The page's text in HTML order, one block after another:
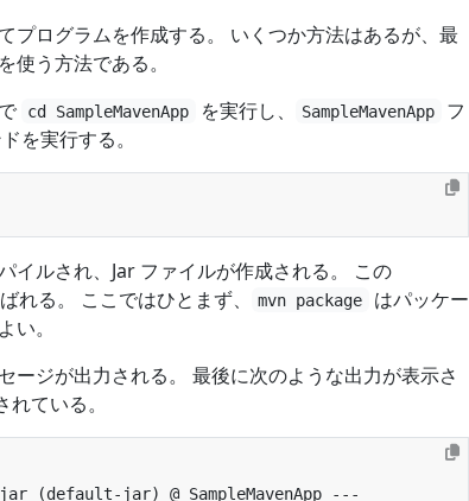
プログラムを作成する。 いくつか方法はあるが、最
使う方法である。
cd SampleMavenApp を実行し、 SampleMavenApp
フ
を実行する。
イルされ、Jar ファイルが作成される。 この
れる。 ここではひとまず、 mvn package
はパッケー
い。
ージが出力される。 最後に次のような出力が表示さ
ている。